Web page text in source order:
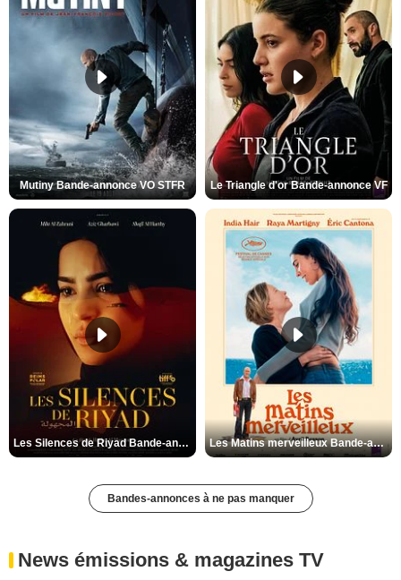
Mutiny Bande-annonce VO STFR Le Triangle d'or Bande-annonce VF
Les Silences de Riyad Bande-annonce VO STFR Les Matins merveilleux Bande-annonce VF
Bandes-annonces à ne pas manquer
News émissions & magazines TV